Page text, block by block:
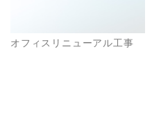
オフィスリニューアル工事